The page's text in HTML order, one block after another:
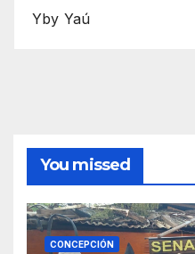
Yby Yaú
You missed
CONCEPCIÓN